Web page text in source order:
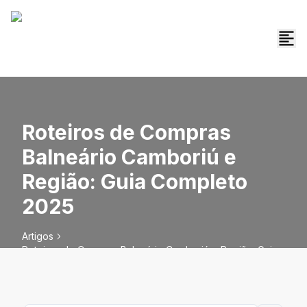
Roteiros de Compras
Balneário Camboriú e
Região: Guia Completo
2025
Artigos
Roteiros de Compras Balneário Camboriú e Região: Guia